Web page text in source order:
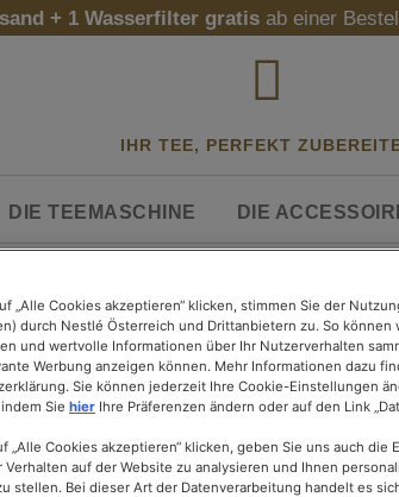
+ 1 Wasserfilter gratisab einer
IHR TEE, PERFEKT
DIE TEEMASCHINE DIE
„Alle Cookies akzeptieren“ klicken, stimmen Sie der
durch Nestlé Österreich und Drittanbietern zu. So
und wertvolle Informationen über Ihr Nutzerverhalten
Werbung anzeigen können. Mehr Informationen dazu
Sie können jederzeit Ihre Cookie-Einstellungen
Sie hier Ihre Präferenzen ändern oder auf den Link
„Alle Cookies akzeptieren“ klicken, geben Sie uns auch die
Verhalten auf der Website zu analysieren und Ihnen
stellen. Bei dieser Art der Datenverarbeitung handelt es